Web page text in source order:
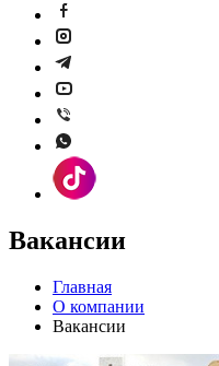
Вакансии
Главная
О компании
Вакансии